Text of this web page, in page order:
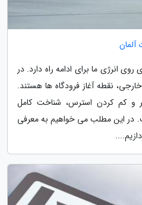
آلمان
انرژی ما برای ادامه راه دارد. در
نقطه آغاز فرودگاه ها هستند.
و کم کردن استرس، شناخت کامل
در این مطلب می خواهیم به معرفی